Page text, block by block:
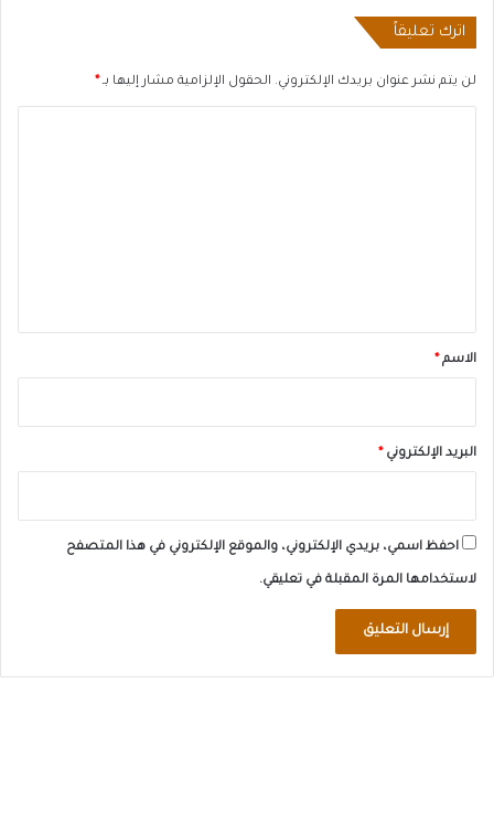
اترك تعليقاً
لن يتم نشر عنوان بريدك الإلكتروني. الحقول الإلزامية مشار إليها بـ*
*الاسم*
البريد الإلكتروني*
احفظ اسمي، بريدي الإلكتروني، والموقع الإلكتروني في هذا المتصفح
لاستخدامها المرة المقبلة في تعليقي.